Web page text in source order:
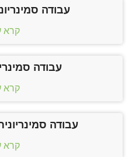
עבודה
קרא
עבודה
קרא
עבודה
קרא